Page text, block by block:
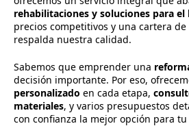
rehabilitaciones y soluciones para el
precios competitivos y una cartera
respalda nuestra calidad.
Sabemos que emprender una
decisión importante. Por eso,
personalizado en cada etapa,
materiales, y varios presupuestos
con confianza la mejor opción para tu